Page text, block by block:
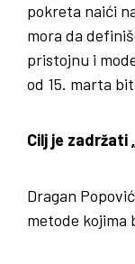
pokreta naići
mora da
pristojnu i
od 15. marta
Cilj je zadržati
Dragan
metode kojima